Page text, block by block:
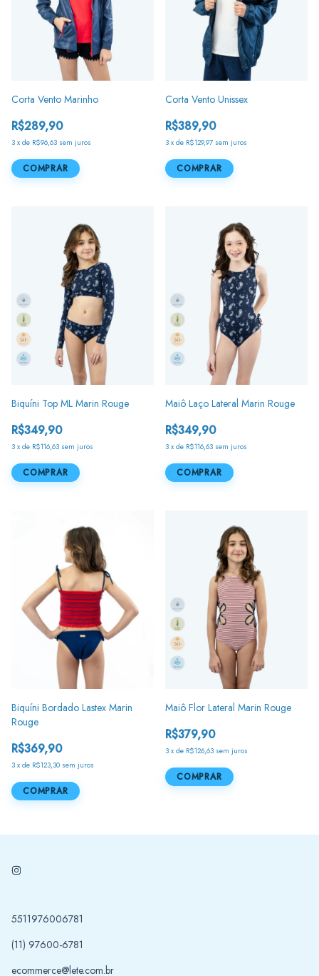
Corta Vento Marinho
R$289,90
3 x de R$96,63 sem juros
COMPRAR
Corta Vento Unissex
R$389,90
3 x de R$129,97 sem juros
COMPRAR
Biquíni Top ML Marin Rouge
R$349,90
3 x de R$116,63 sem juros
COMPRAR
Maiô Laço Lateral Marin Rouge
R$349,90
3 x de R$116,63 sem juros
COMPRAR
Biquíni Bordado Lastex Marin
Rouge
R$369,90
3 x de R$123,30 sem juros
COMPRAR
Maiô Flor Lateral Marin Rouge
R$379,90
3 x de R$126,63 sem juros
COMPRAR
5511976006781
(11) 97600-6781
ecommerce@lete.com.br